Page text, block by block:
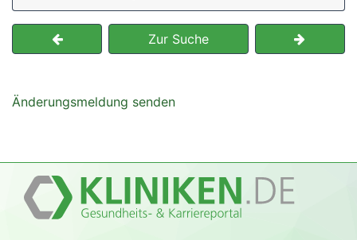
Zur Suche
Änderungsmeldung senden